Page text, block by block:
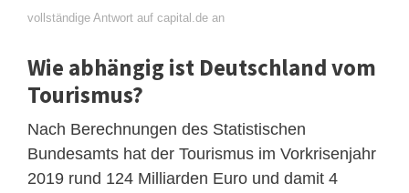
vollständige Antwort auf capital.de an
Wie abhängig ist Deutschland vom
Tourismus?
Nach Berechnungen des Statistischen
Bundesamts hat der Tourismus im Vorkrisenjahr
2019 rund 124 Milliarden Euro und damit 4